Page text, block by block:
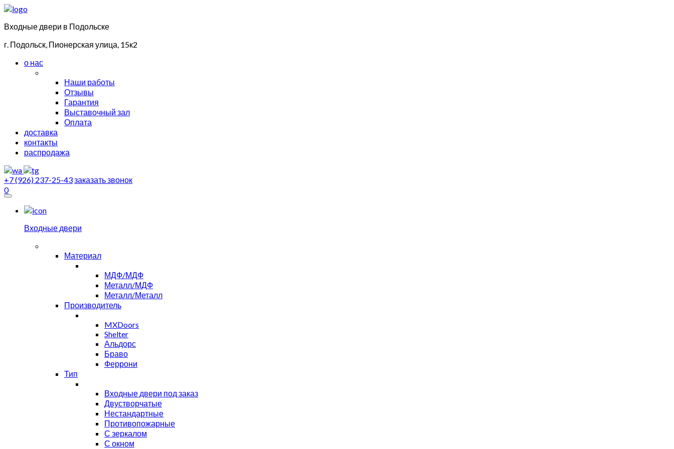
Входные двери в Подольске
г. Подольск, Пионерская улица, 15к2
о нас
Наши работы
Отзывы
Гарантия
Выставочный зал
Оплата
доставка
контакты
распродажа
+7 (926) 237-25-43заказать звонок
0
Входные двери
Материал
МДФ/МДФ
Металл/МДФ
Металл/Металл
Производитель
MXDoors
Shelter
Альдорс
Браво
Феррони
Тип
Входные двери под заказ
Двустворчатые
Нестандартные
Противопожарные
С зеркалом
С окном